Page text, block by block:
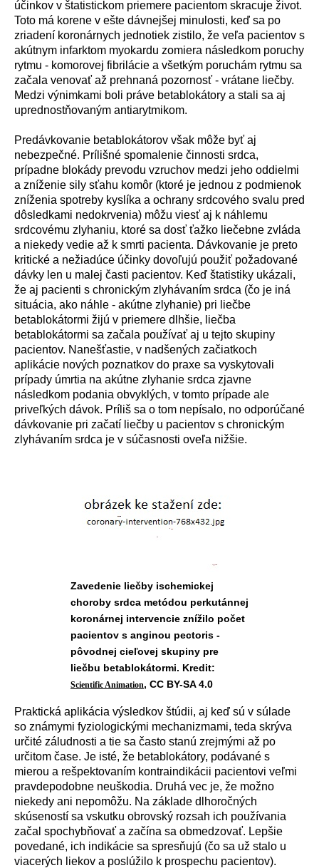
účinkov v štatistickom priemere pacientom skracuje život.
Toto má korene v ešte dávnejšej minulosti, keď sa po
zriadení koronárnych jednotiek zistilo, že veľa pacientov s
akútnym infarktom myokardu zomiera následkom poruchy
rytmu - komorovej fibril ácie a všetkým poruchám rytmu sa
začala venovať až prehnaná pozornosť - vrátane liečby.
Medzi výnimkami boli práve betablokátory a stali sa aj
uprednostňovaným antiarytmikom.
Predávkovanie betablokátorov však môže byť aj
nebezpečné. Prí lišné spomalenie činnosti srdca,
prípadne blokády prevodu vzruchov medzi jeho oddielmi
a zníženie sily sťahu komôr (ktoré je jednou z podmienok
zníženia spotreby kysl íka a ochrany srdcového svalu pred
dôsledkami nedokrvenia) môžu viesť aj k náhlemu
srdcovému zlyhaniu, ktoré sa dosť ťažko liečebne zvl áda
a niekedy vedie až k smrti pacienta. Dávkovanie je preto
kritické a nežiadúce účinky dovoľujú použiť požadované
dávky len u malej časti pacientov. Keď štatistiky ukázali,
že aj pacienti s chronickým zlyhávaním srdca (čo je iná
situácia, ako náhle - akútne zlyhanie) pri liečbe
betablokátormi žijú v priemere dlhšie, liečba
betablokátormi sa začala používať aj u tejto skupiny
pacientov. Nanešťastie, v nadšených začiatkoch
aplikácie nových poznatkov do praxe sa vyskytovali
prípady úmrtia na akútne zlyhanie srdca zjavne
následkom podania obvykl ých, v tomto prípade ale
priveľkých dávok. Prí liš sa o tom nepísalo, no odporúčané
dávkovanie pri začatí liečby u pacientov s chronickým
zlyhávaním srdca je v súčasnosti oveľa nižšie.
Zavedenie liečby ischemickej
choroby srdca metódou perkutánnej
koronárnej intervencie znížilo počet
pacientov s anginou pectoris -
pôvodnej cieľovej skupiny pre
liečbu betablokátormi. Kredit:
Scientific Animation, CC BY-SA 4.0
Praktická aplikácia výsledkov štúdii, aj keď sú v sú lade
so známymi fyziologickými mechanizmami, teda skrýva
určité zá ludnosti a tie sa často stanú zrejmými až po
určitom čase. Je isté, že betablokátory, podávané s
mierou a rešpektovaním kontraindikácii pacientovi veľmi
pravdepodobne neuškodia. Druhá vec je, že možno
niekedy ani nepomôžu. Na základe dlhoročných
skúseností sa vskutku obrovský rozsah ich používania
začal spochybňovať a začína sa obmedzovať. Lepšie
povedané, ich indikácie sa spresňujú (čo sa už stalo u
viacerých liekov a posl úžilo k prospechu pacientov).